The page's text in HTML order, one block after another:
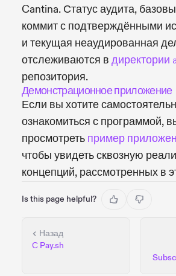
Cantina. Статус аудита,
коммит с подтверждёнными
и текущая неаудированная
отслеживаются в директории
репозитория.
Демонстрационное приложение
Если вы хотите
ознакомиться с программой,
просмотреть пример
чтобы увидеть сквозную
концепций, рассмотренных в
Is this page helpful?
Назад
С Pay.sh